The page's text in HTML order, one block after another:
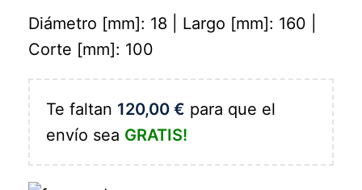
Diámetro [mm]: 18 | Largo [mm]: 160 |
Corte [mm]: 100
Te faltan 120,00 € para que el
envío sea GRATIS!